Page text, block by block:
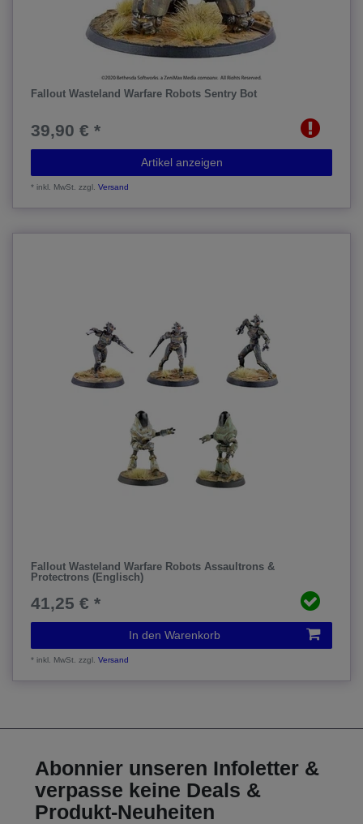
Fallout Wasteland Warfare Robots Sentry Bot
39,90 € *
Artikel anzeigen
*inkl. MwSt. zzgl.Versand
Fallout Wasteland Warfare Robots Assaultrons &
Protectrons (Englisch)
41,25 € *
In den Warenkorb
*inkl. MwSt. zzgl.Versand
Abonnier unseren Infoletter &
verpasse keine Deals &
Produkt-Neuheiten